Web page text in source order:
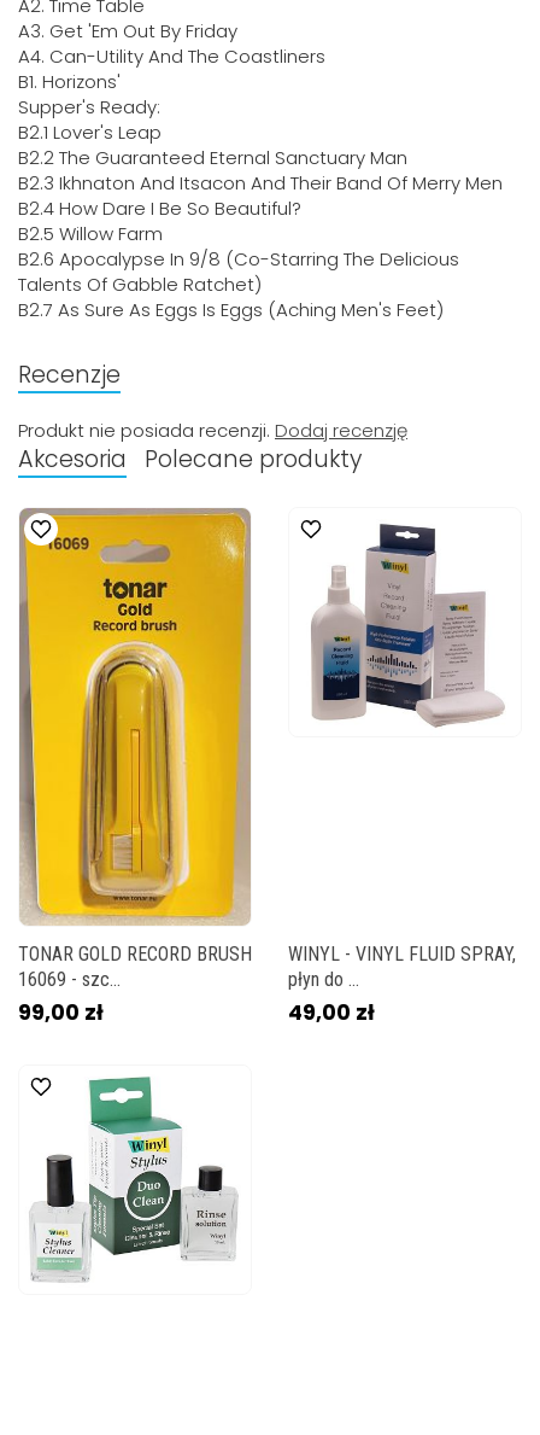
A2. Time Table
A3. Get 'Em Out By Friday
A4. Can-Utility And The Coastliners
B1. Horizons'
Supper's Ready:
B2.1 Lover's Leap
B2.2 The Guaranteed Eternal Sanctuary Man
B2.3 Ikhnaton And Itsacon And Their Band Of Merry Men
B2.4 How Dare I Be So Beautiful?
B2.5 Willow Farm
B2.6 Apocalypse In 9/8 (Co-Starring The Delicious
Talents Of Gabble Ratchet)
B2.7 As Sure As Eggs Is Eggs (Aching Men's Feet)
Recenzje
Produkt nie posiada recenzji. Dodaj recenzję
Akcesoria Polecane produkty
TONAR GOLD RECORD BRUSH
16069 - szc...
99,00 zł
WINYL - VINYL FLUID SPRAY,
płyn do ...
49,00 zł